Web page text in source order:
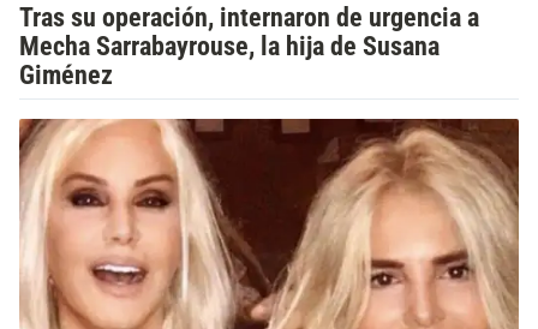
Tras su operación, internaron de urgencia a
Mecha Sarrabayrouse, la hija de Susana
Giménez